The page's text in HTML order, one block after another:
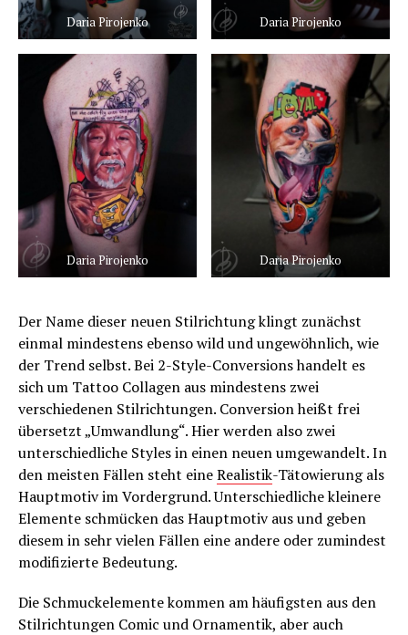
Daria Pirojenko Daria Pirojenko
Daria Pirojenko Daria Pirojenko
Der Name dieser neuen Stilrichtung klingt zunächst
einmal mindestens ebenso wild und ungewöhnlich, wie
der Trend selbst. Bei 2-Style-Conversions handelt es
sich um Tattoo Collagen aus mindestens zwei
verschiedenen Stilrichtungen. Conversion heißt frei
übersetzt „Umwandlung“. Hier werden also zwei
unterschiedliche Styles in einen neuen umgewandelt. In
den meisten Fällen steht eineRealistik-Tätowierung als
Hauptmotiv im Vordergrund. Unterschiedliche kleinere
Elemente schmücken das Hauptmotiv aus und geben
diesem in sehr vielen Fällen eine andere oder zumindest
modifizierte Bedeutung.
Die Schmuckelemente kommen am häufigsten aus den
Stilrichtungen Comic und Ornamentik, aber auch